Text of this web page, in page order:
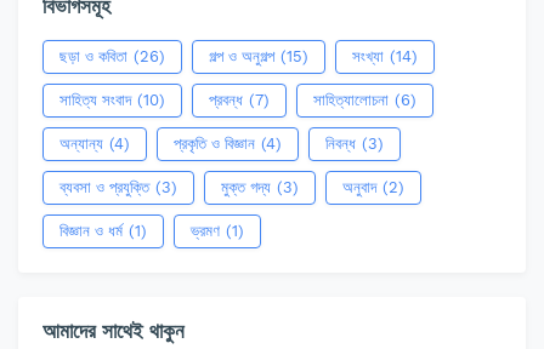
বিভাগসমূহ
ছড়া ও কবিতা (26) গল্প ও অনুগল্প (15) সংখ্যা (14)
সাহিত্য সংবাদ (10) প্রবন্ধ (7) সাহিত্যালোচনা (6)
অন্যান্য (4) প্রকৃতি ও বিজ্ঞান (4) নিবন্ধ (3)
ব্যবসা ও প্রযুক্তি (3) মুক্ত গদ্য (3) অনুবাদ (2)
বিজ্ঞান ও ধর্ম (1) ভ্রমণ (1)
আমাদের সাথেই থাকুন